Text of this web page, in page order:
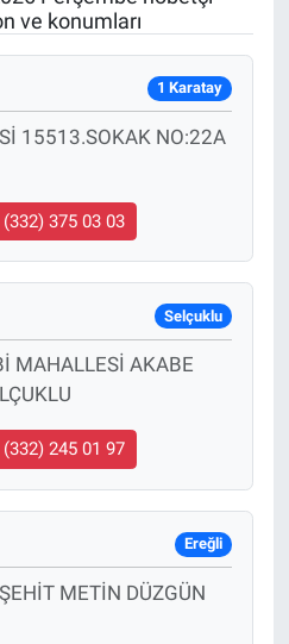
ve konumları
1 Karatay
15513.SOKAK NO:22A
(332) 375 03 03
Selçuklu
MAHALLESİ AKABE
(332) 245 01 97
Ereğli
METİN DÜZGÜN